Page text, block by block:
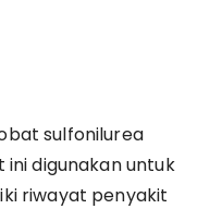
sulfonilurea
digunakan untuk
riwayat penyakit